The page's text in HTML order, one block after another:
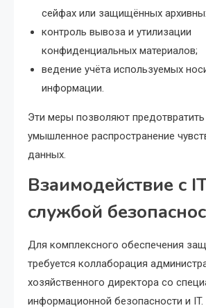
сейфах или защищённых
контроль вывоза и утилизации
конфиденциальных материалов;
ведение учёта используемых
информации.
Эти меры позволяют предотвратить
умышленное распространение
данных.
Взаимодействие с
службой
Для комплексного обеспечения
требуется коллаборация
хозяйственного директора со
информационной безопасности и IT.